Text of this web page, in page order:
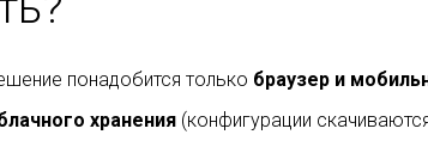
понадобится только браузер и
хранения (конфигурации